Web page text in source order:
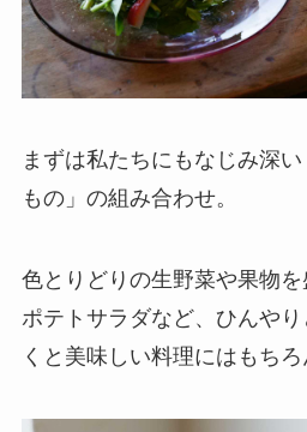
まずは私たちにもなじみ深
もの」の組み合わせ。
色とりどりの生野菜や果物を
ポテトサラダなど、ひんや
くと美味しい料理にはもちろ